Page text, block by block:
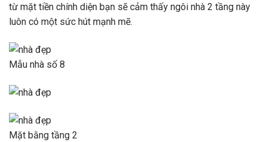
từ mặt tiền chính diện bạn sẽ cảm thấy ngôi nhà 2 tầng này
luôn có một sức hút mạnh mẽ.
Mẫu nhà số 8
Mặt bằng tầng 2